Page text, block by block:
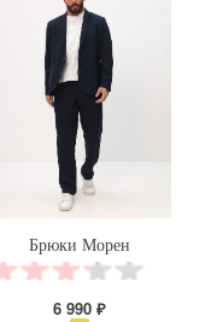
Брюки Морен
6 990 ₽